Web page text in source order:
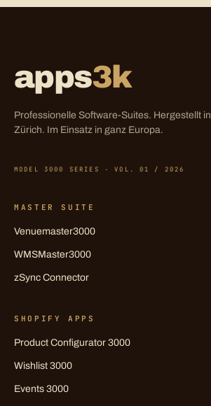
apps3k
Professionelle Software-Suites. Hergestellt in
Zürich. Im Einsatz in ganz Europa.
MODEL 3000 SERIES · VOL. 01 / 2026
MASTER SUITE
Venuemaster3000
WMSMaster3000
zSync Connector
SHOPIFY APPS
Product Configurator 3000
Wishlist 3000
Events 3000